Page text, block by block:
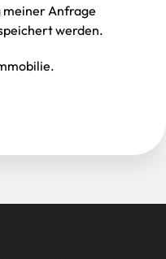
meiner Anfrage
werden.